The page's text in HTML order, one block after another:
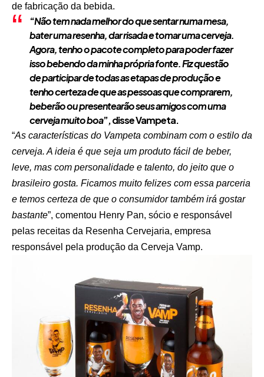
de fabricação da bebida.
“Não tem nada melhor do que sentar numa mesa,
bater uma resenha, dar risada e tomar uma cerveja.
Agora, tenho o pacote completo para poder fazer
isso bebendo da minha própria fonte. Fiz questão
de participar de todas as etapas de produção e
tenho certeza de que as pessoas que comprarem,
beberão ou presentearão seus amigos com uma
cerveja muito boa”, disse Vampeta.
“As características do Vampeta combinam com o estilo da
cerveja. A ideia é que seja um produto fácil de beber,
leve, mas com personalidade e talento, do jeito que o
brasileiro gosta. Ficamos muito felizes com essa parceria
e temos certeza de que o consumidor também irá gostar
bastante”, comentou Henry Pan, sócio e responsável
pelas receitas da Resenha Cervejaria, empresa
responsável pela produção da Cerveja Vamp.